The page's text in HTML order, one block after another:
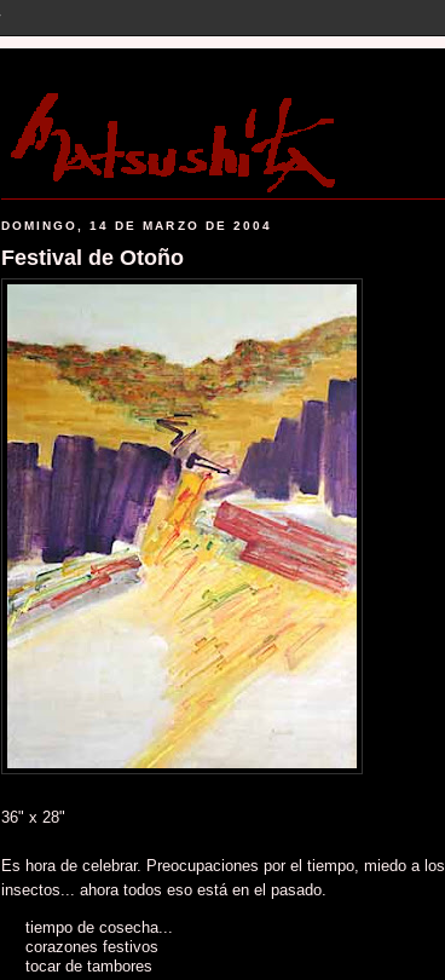
DOMINGO, 14 DE MARZO DE 2004
Festival de Otoño
36" x 28"
Es hora de celebrar. Preocupaciones por el tiempo, miedo a los
insectos... ahora todos eso está en el pasado.
tiempo de cosecha...
corazones festivos
tocar de tambores